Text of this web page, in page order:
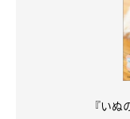
『い